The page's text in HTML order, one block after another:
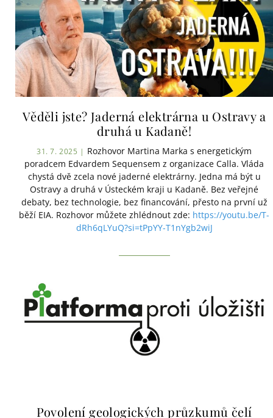
Věděli jste? Jaderná elektrárna u Ostravy a
druhá u Kadaně!
31. 7. 2025 | Rozhovor Martina Marka s energetickým
poradcem Edvardem Sequensem z organizace Calla. Vláda
chystá dvě zcela nové jaderné elektrárny. Jedna má být u
Ostravy a druhá v Ústeckém kraji u Kadaně. Bez veřejné
debaty, bez technologie, bez financování, přesto na první už
běží EIA. Rozhovor můžete zhlédnout zde: https://youtu.be/T-
dRh6qLYuQ?si=tPpYY-T1nYgb2wiJ
Povolení geologických průzkumů čelí